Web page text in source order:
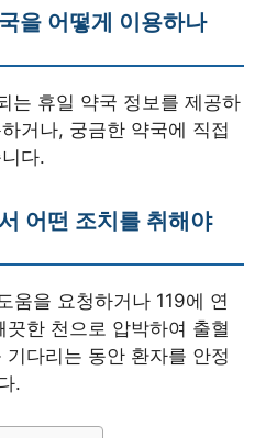
을 어떻게 이용하나
는 휴일 약국 정보를 제공하
거나, 궁금한 약국에 직접
다.
어떤 조치를 취해야
움을 요청하거나 119에 연
한 천으로 압박하여 출혈
다리는 동안 환자를 안정
.